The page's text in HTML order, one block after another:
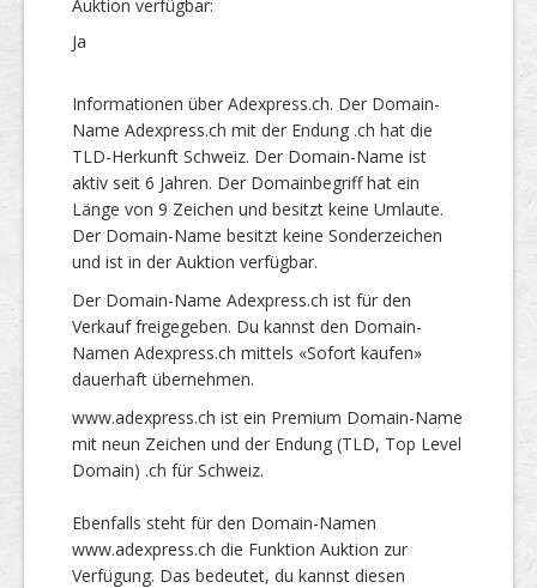
Auktion verfügbar:
Ja
Informationen über Adexpress.ch. Der Domain-
Name Adexpress.ch mit der Endung .ch hat die
TLD-Herkunft Schweiz. Der Domain-Name ist
aktiv seit 6 Jahren. Der Domainbegriff hat ein
Länge von 9 Zeichen und besitzt keine Umlaute.
Der Domain-Name besitzt keine Sonderzeichen
und ist in der Auktion verfügbar.
Der Domain-Name Adexpress.ch ist für den
Verkauf freigegeben. Du kannst den Domain-
Namen Adexpress.ch mittels «Sofort kaufen»
dauerhaft übernehmen.
www.adexpress.ch ist ein Premium Domain-Name
mit neun Zeichen und der Endung (TLD, Top Level
Domain) .ch für Schweiz.
Ebenfalls steht für den Domain-Namen
www.adexpress.ch die Funktion Auktion zur
Verfügung. Das bedeutet, du kannst diesen